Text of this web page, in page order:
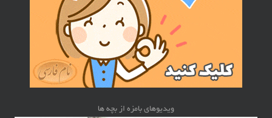
ویدیوهای بامزه از بچه ها